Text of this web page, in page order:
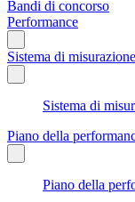
Bandi di concorso
Performance
Sistema di
Sistema di
Piano della
Piano della